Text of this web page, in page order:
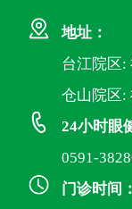
地址：
台江院区:
仓山院区:
24小时眼
0591-
门诊时间：